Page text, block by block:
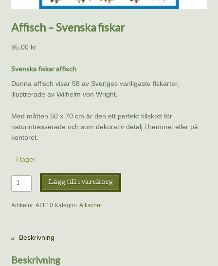
Affisch – Svenska fiskar
95.00 kr
Svenska fiskar affisch
Denna affisch visar 58 av Sveriges vanligaste fiskarter,
illustrerade av Wilhelm von Wright.
Med måtten 50 x 70 cm är den ett perfekt tillskott för
naturintresserade och som dekorativ detalj i hemmet eller på
kontoret.
I lager
Affisch
–
Svenska
Lägg till i varukorg
Artikelnr:AFF10 Kategori:Affischer
Beskrivning
Beskrivning